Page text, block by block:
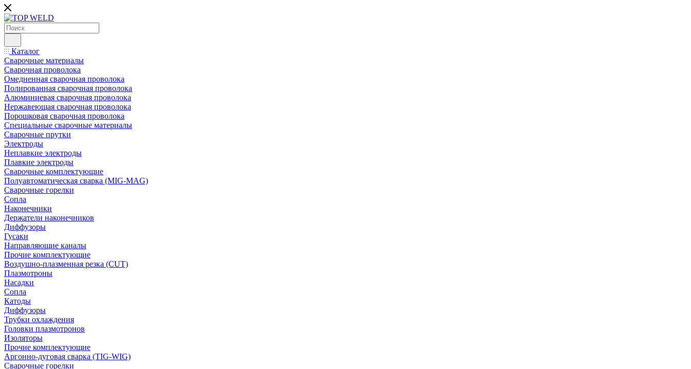
Каталог
Сварочные материалы
Сварочная проволока
Омедненная сварочная проволока
Полированная сварочная проволока
Алюминиевая сварочная проволока
Нержавеющая сварочная проволока
Порошковая сварочная проволока
Специальные сварочные материалы
Сварочные прутки
Электроды
Неплавкие электроды
Плавкие электроды
Сварочные комплектующие
Полуавтоматическая сварка (MIG-MAG)
Сварочные горелки
Сопла
Наконечники
Держатели наконечников
Диффузоры
Гусаки
Направляющие каналы
Прочие комплектующие
Воздушно-плазменная резка (CUT)
Плазмотроны
Насадки
Сопла
Катоды
Диффузоры
Трубки охлаждения
Головки плазмотронов
Изоляторы
Прочие комплектующие
Аргонно-дуговая сварка (TIG-WIG)
Сварочные горелки